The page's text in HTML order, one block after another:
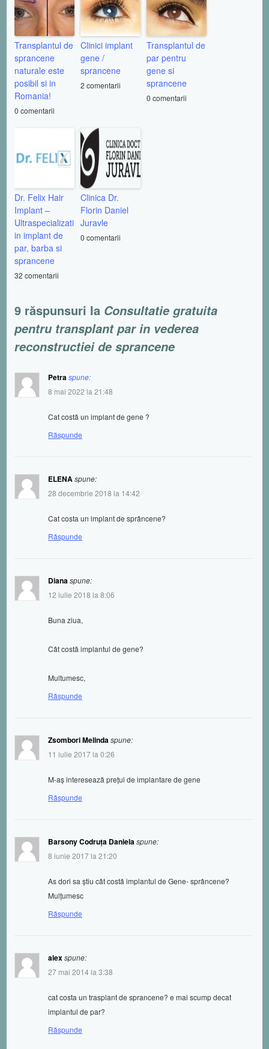
Transplantul de
sprancene
naturale este
posibil si in
Romania!
0 comentarii
Clinici implant
gene /
sprancene
2 comentarii
Transplantul de
par pentru
gene si
sprancene
0 comentarii
Dr. Felix Hair
Implant –
Ultraspecializati
in implant de
par, barba si
sprancene
32 comentarii
Clinica Dr.
Florin Daniel
Juravle
0 comentarii
9 răspunsuri la Consultatie gratuita
pentru transplant par in vederea
reconstructiei de sprancene
Petraspune:
8 mai 2022 la 21:48
Cat costă un implant de gene ?
Răspunde
ELENAspune:
28 decembrie 2018 la 14:42
Cat costa un implant de sprâncene?
Răspunde
Dianaspune:
12 iulie 2018 la 8:06
Buna ziua,
Cât costă implantul de gene?
Multumesc,
Răspunde
Zsombori Melindaspune:
11 iulie 2017 la 0:26
M-aş interesează prețul de implantare de gene
Răspunde
Barsony Codruța Danielaspune:
8 iunie 2017 la 21:20
As dori sa știu cât costă implantul de Gene- sprâncene?
Mulțumesc
Răspunde
alexspune:
27 mai 2014 la 3:38
cat costa un trasplant de sprancene? e mai scump decat
implantul de par?
Răspunde